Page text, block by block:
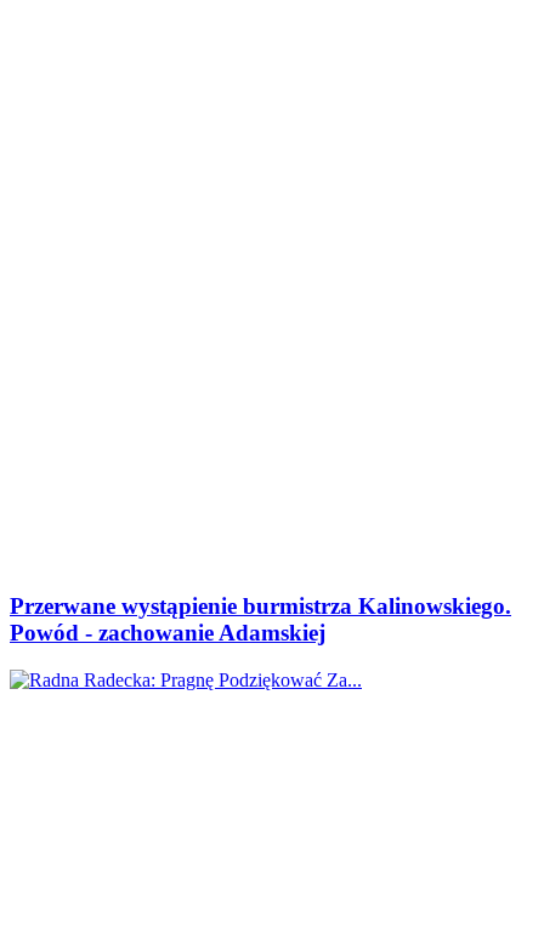
Przerwane wystąpienie burmistrza Kalinowskiego.
Powód - zachowanie Adamskiej